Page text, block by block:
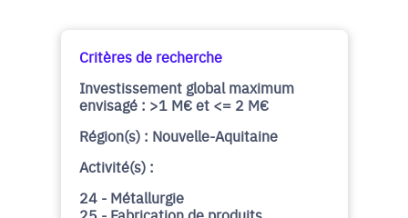
Critères de recherche
Investissement global maximum
envisagé : >1 M€ et <= 2 M€
Région(s) : Nouvelle-Aquitaine
Activité(s) :
24 - Métallurgie